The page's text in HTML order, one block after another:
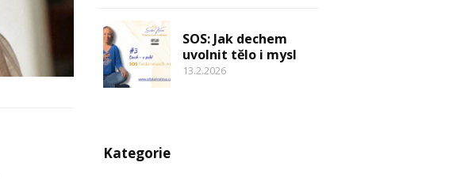
SOS: Jak dechem
uvolnit tělo i mysl
13.2.2026
Kategorie